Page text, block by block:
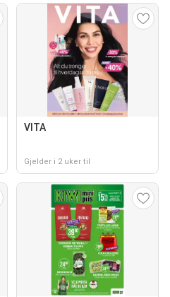
VITA
Gjelder i 2 uker til